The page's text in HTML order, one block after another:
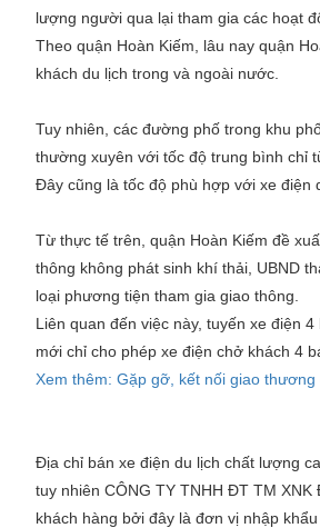
lượng người qua lại tham gia các hoạt
Theo quận Hoàn Kiếm, lâu nay quận
khách du lịch trong và ngoài nước.
Tuy nhiên, các đường phố trong khu
thường xuyên với tốc độ trung bình chỉ
Đây cũng là tốc độ phù hợp với xe điện
Từ thực tế trên, quận Hoàn Kiếm đề
thông không phát sinh khí thải, UBND
loại phương tiện tham gia giao thông.
Liên quan đến việc này, tuyến xe điện
mới chỉ cho phép xe điện chở khách 4
Xem thêm: Gặp gỡ, kết nối giao
Địa chỉ bán xe điện du lịch chất lượng
tuy nhiên CÔNG TY TNHH ĐT TM
khách hàng bởi đây là đơn vị nhập